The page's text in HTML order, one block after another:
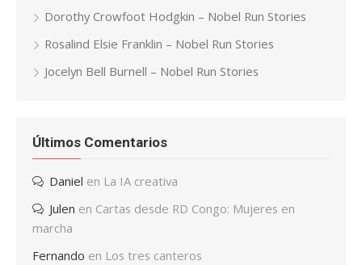
Dorothy Crowfoot Hodgkin – Nobel Run Stories
Rosalind Elsie Franklin – Nobel Run Stories
Jocelyn Bell Burnell – Nobel Run Stories
Últimos Comentarios
Daniel en La IA creativa
Julen en Cartas desde RD Congo: Mujeres en
marcha
Fernando en Los tres canteros